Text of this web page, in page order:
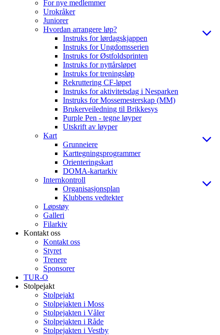
For nye medlemmer
Urokråker
Juniorer
Hvordan arrangere løp?
Instruks for lørdagskjappen
Instruks for Ungdomsserien
Instruks for Østfoldsprinten
Instruks for nyttårsløpet
Instruks for treningsløp
Rekruttering CF-løpet
Instruks for aktivitetsdag i Nesparken
Instruks for Mossemesterskap (MM)
Brukerveiledning til Brikkesys
Purple Pen - tegne løyper
Utskrift av løyper
Kart
Grunneiere
Karttegningsprogrammer
Orienteringskart
DOMA-kartarkiv
Internkontroll
Organisasjonsplan
Klubbens vedtekter
Løpstøy
Galleri
Filarkiv
Kontakt oss
Kontakt oss
Styret
Trenere
Sponsorer
TUR-O
Stolpejakt
Stolpejakt
Stolpejakten i Moss
Stolpejakten i Våler
Stolpejakten i Råde
Stolpejakten i Vestby